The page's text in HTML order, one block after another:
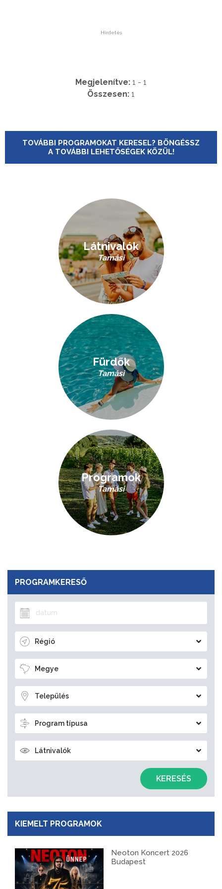
PROGRAMKERESŐ
Régió
Megye
Település
Program típusa
Látnivalók
KERESÉS
KIEMELT PROGRAMOK
Neoton Koncert 2026
Budapest
Hirdetés
Megjelenítve: 1 - 1
Összesen: 1
TOVÁBBI PROGRAMOKAT KERESEL? BÖNGÉSSZ
A TOVÁBBI LEHETŐSÉGEK KÖZÜL!
Látnivalók
Tamási
Fürdők
Tamási
Programok
Tamási